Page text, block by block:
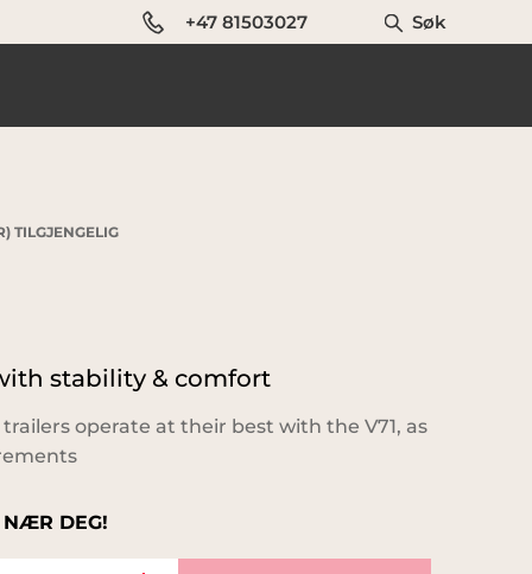
+47 81503027 Søk
TILGJENGELIG
stability & comfort
operate at their best with the V71, as
NÆR DEG!